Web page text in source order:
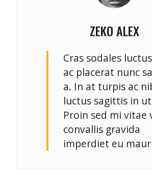
ZEKO ALEX
Cras sodales
ac placerat nunc
a. In at turpis ac
luctus sagittis in
Proin sed mi vitae
convallis gravida
imperdiet eu